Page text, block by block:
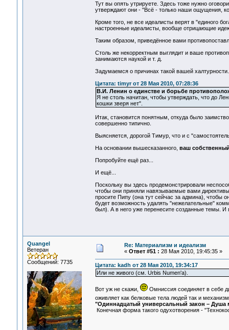
Тут вы опять утрируете. Здесь тоже нужно
утверждают они - "Всё - только наши ощущения,
Кроме того, не все идеалисты верят в "единого
настроенные идеалисты, вообще отрицающие
Таким образом, приведённое вами
Столь же некорректным выглядит и ваше
занимаются наукой и т. д.
Задумаемся о причинах такой вашей
Цитата: timyr от 28 Мая 2010, 07:28:36
В.И. Ленин о единстве и борьбе
Я не столь начитан, чтобы утверждать, что до
кошки зверя нет".
Итак, становится понятным, откуда было
совершенно типично.
Выясняется, дорогой Тимур, что и с
На основании вышесказанного, ваш собственный
Попробуйте ещё раз...
И ещё...
Поскольку вы здесь продемонстрировали
чтобы они приняли навязываемые вами
просите Пипу (она тут сейчас за админа), чтобы
будет возможность удалять "нежелательные"
был). А в него уже перенесите созданные темы.
Quangel
Ветеран
Сообщений: 7735
Re: Материализм и идеализм
« Ответ #51 : 28 Мая 2010, 19:45:35 »
Цитата: kadh от 28 Мая 2010, 19:34:17
Или не живого (см. Urbis Numen'a).
Вот уж не скажи,
Омниссия соединяет в себе
оживляет как белковые тела людей так и
"Одиннадцатый универсальный закон – Душа
Конечная форма такого одухотворения -